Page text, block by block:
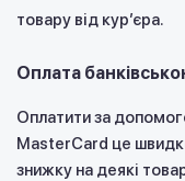
товару від курʼєра.
Оплата
Оплатити за
MasterCard це
знижку на деякі